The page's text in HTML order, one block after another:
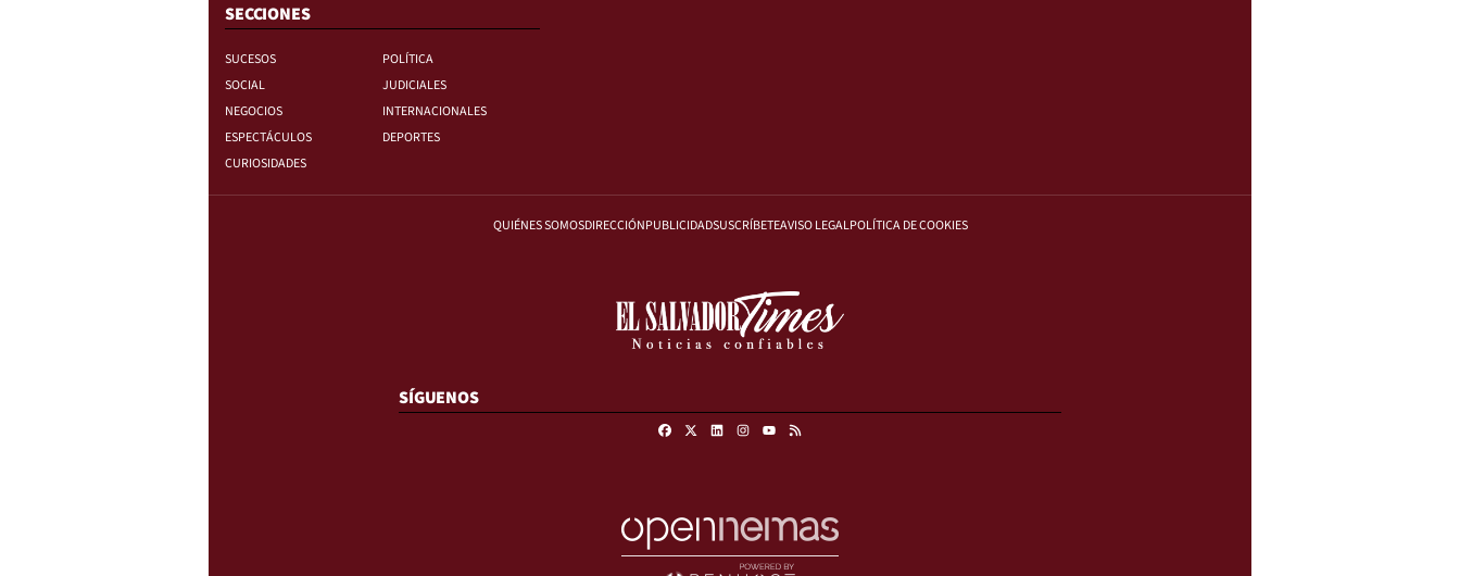
SECCIONES
SUCESOS
POLÍTICA
SOCIAL
JUDICIALES
NEGOCIOS
INTERNACIONALES
ESPECTÁCULOS
DEPORTES
CURIOSIDADES
QUIÉNES SOMOSDIRECCIÓNPUBLICIDADSUSCRÍBETEAVISO LEGALPOLÍTICA DE COOKIES
SÍGUENOS
FacebookLinkedinInstagram